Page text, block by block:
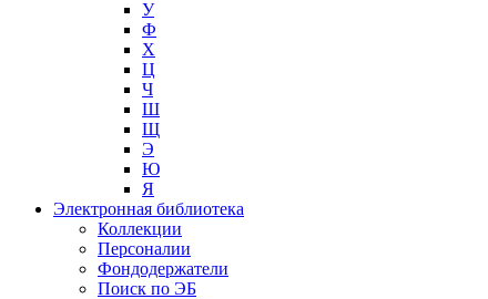
У
Ф
Х
Ц
Ч
Ш
Щ
Э
Ю
Я
Электронная библиотека
Коллекции
Персоналии
Фондодержатели
Поиск по ЭБ